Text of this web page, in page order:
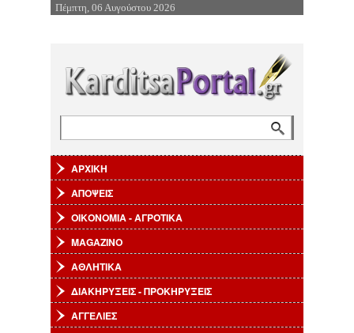
Επιστροφή στην Πλοήγηση
Πέμπτη, 06 Αυγούστου 2026
ΑΡΧΙΚΗ
ΑΠΟΨΕΙΣ
ΟΙΚΟΝΟΜΙΑ - ΑΓΡΟΤΙΚΑ
MAGAZINO
ΑΘΛΗΤΙΚΑ
ΔΙΑΚΗΡΥΞΕΙΣ - ΠΡΟΚΗΡΥΞΕΙΣ
ΑΓΓΕΛΙΕΣ